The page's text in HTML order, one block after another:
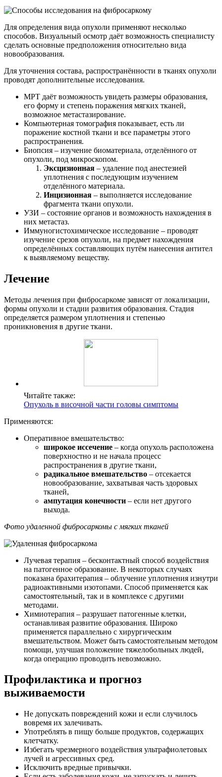
Для определения вида опухоли применяют несколько
способов. Визуальный осмотр даёт возможность специалисту
сделать основные предположения относительно вида
новообразования.
Для уточнения состава, распространённости в тканях опухоли
проводят дополнительные исследования.
МРТ даёт возможность увидеть размеры образования,
его форму и степень поражения мягких тканей,
возможное метастазирование.
Компьютерная томография показывает, есть ли
поражение костной ткани и все параметры этого
распространения.
Биопсия – изучение биоматериала, отделённого от
опухоли, под микроскопом.
Эксцизионная – удаление под анестезией
уплотнения с последующим изучением
отделённого материала.
Инцизионная – выполняется исследование
фрагмента ткани опухоли.
УЗИ – состояние органов и возможность нахождения в
них метастаз.
Иммуногистохимическое исследование – проводят
изучение срезов опухоли, на предмет нахождения
определённых составляющих путём нанесения антител
к выявляемому веществу.
Лечение
Методы лечения при фибросаркоме зависят от локализации,
формы опухоли и стадии развития образования. Стадия
определяется размером уплотнения и степенью
проникновения в другие ткани.
Читайте также:
Опухоль в височной части головы симптомы
Применяются:
Оперативное вмешательство:
широкое иссечение – когда опухоль расположена
поверхностно и не начала процесс
распространения в другие ткани,
радикальное вмешательство – отсекается
новообразование, захватывая часть здоровых
тканей,
ампутация конечности – если нет другого
выхода.
Фото удаленной фибросаркомы с мягких тканей
Лучевая терапия – бесконтактный способ воздействия
на патогенное образование. В некоторых случаях
показана брахитерапия – облучение уплотнения изнутри
радиоактивными изотопами. Способ применяется как
самостоятельный, так и в комплексе с другими
методами.
Химиотерапия – разрушает патогенные клетки,
останавливая развитие образования. Широко
применяется параллельно с хирургическим
вмешательством. Может быть самостоятельным методом
помощи, улучшая положение тяжелобольных людей,
когда операцию проводить невозможно.
Профилактика и прогноз
выживаемости
Не допускать повреждений кожи и если случилось
вовремя их залечивать.
Употреблять в пищу больше продуктов, содержащих
клетчатку.
Избегать чрезмерного воздействия ультрафиолетовых
лучей и агрессивных сред.
Исключить вредные привычки.